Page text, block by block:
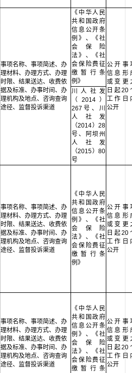
事项名称、事项简述、办
理材料、办理方式、办理
时限、结果送达、收费依
据及标准、办事时间、办
理机构及地点、咨询查询
途径、监督投诉渠道
《中华人民
共和国政府
信息公开条
例》、《社
会保险
法》、《社
会保险费征
缴暂行条
例》
公开事
信息形
或变更
日起20
工作日
公开
川人社发
（2014）
267号、川
人社发
（2014）28
号、阿坝州
人社发
（2015）80
号
事项名称、事项简述、办
理材料、办理方式、办理
时限、结果送达、收费依
据及标准、办事时间、办
理机构及地点、咨询查询
途径、监督投诉渠道
《中华人民
共和国政府
信息公开条
例》、《社
会保险
法》、《社
会保险费征
缴暂行条
例》
公开事
信息形
或变更
日起20
工作日
公开
事项名称、事项简述、办
理材料、办理方式、办理
时限、结果送达、收费依
据及标准、办事时间、办
理机构及地点、咨询查询
途径、监督投诉渠道
《中华人民
共和国政府
信息公开条
例》、《社
会保险
法》、《社
会保险费征
缴暂行条
公开事
信息形
或变更
日起20
工作日
公开